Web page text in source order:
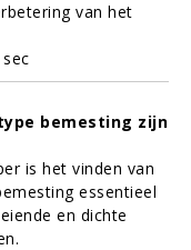
van het
bemesting zijn
is het vinden van
essentieel
en dichte